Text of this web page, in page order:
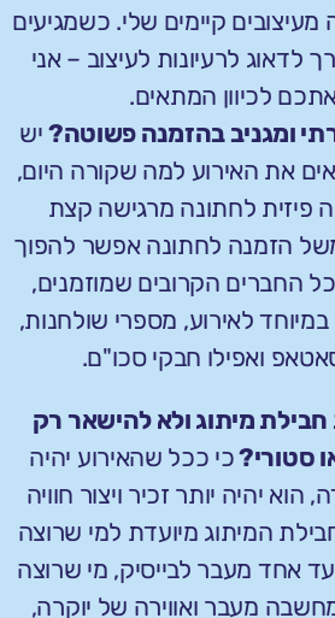
קיימים שלי. כשמגיעים
לדאוג לרעיונות לעיצוב – אני
לכיוון המתאים.
ומגניב בהזמנה פשוטה? יש
את האירוע למה שקורה היום,
פיזית לחתונה מרגישה קצת
הזמנה לחתונה אפשר להפוך
החברים הקרובים שמוזמנים,
לאירוע, מספרי שולחנות,
ואפילו חבקי סכו"ם.
מיתוג ולא להישאר רק
סטורי?כי ככל שהאירוע יהיה
יהיה יותר זכיר ויצור חוויה
המיתוג מיועדת למי שרוצה
אחד מעבר לבייסיק, מי שרוצה
מעבר ואווירה של יוקרה,